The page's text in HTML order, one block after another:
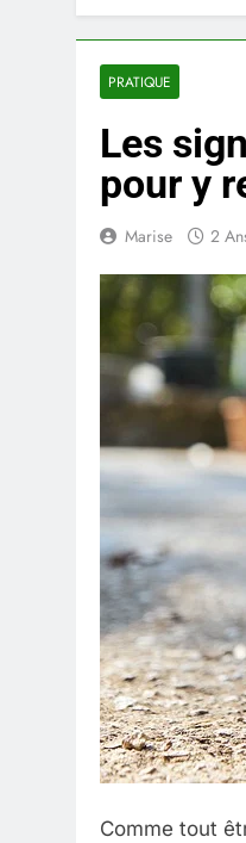
PRATIQUE
Les
pour y
Marise 2
Comme tout